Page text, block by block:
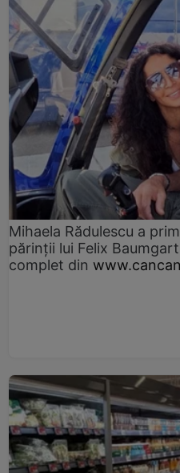
Mihaela Rădulescu a
părinții lui Felix
complet din